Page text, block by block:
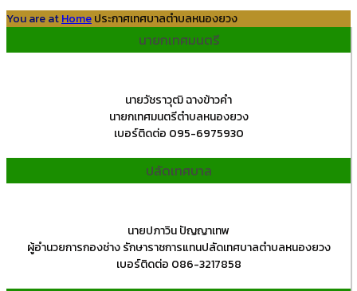
You are atHomeประกาศเทศบาลตำบลหนองยวง
นายกเทศมนตรี
นายวัชราวุฒิ ฉางข้าวคำ
นายกเทศมนตรีตำบลหนองยวง
เบอร์ติดต่อ 095-6975930
ปลัดเทศบาล
นายปภาวิน ปัญญาเทพ
ผู้อำนวยการกองช่าง รักษาราชการแทนปลัดเทศบาลตำบลหนองยวง
เบอร์ติดต่อ 086-3217858